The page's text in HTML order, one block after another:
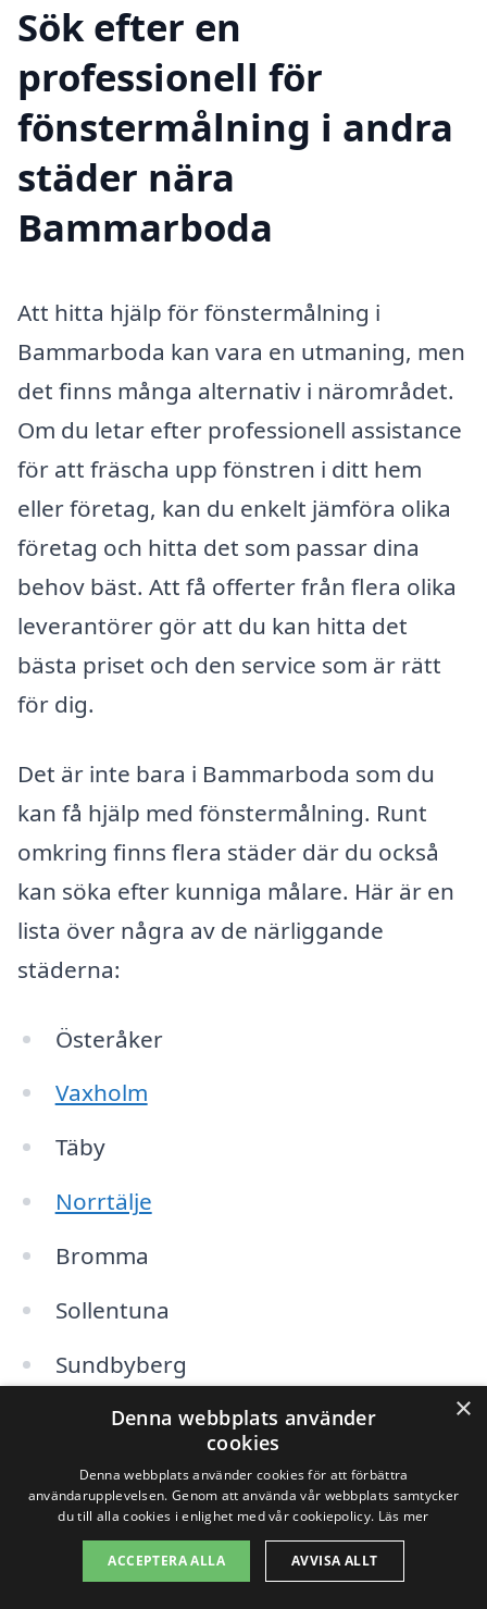
Sök efter en
professionell för
fönstermålning i andra
städer nära
Bammarboda
Att hitta hjälp för fönstermålning i
Bammarboda kan vara en utmaning, men
det finns många alternativ i närområdet.
Om du letar efter professionell assistance
för att fräscha upp fönstren i ditt hem
eller företag, kan du enkelt jämföra olika
företag och hitta det som passar dina
behov bäst. Att få offerter från flera olika
leverantörer gör att du kan hitta det
bästa priset och den service som är rätt
för dig.
Det är inte bara i Bammarboda som du
kan få hjälp med fönstermålning. Runt
omkring finns flera städer där du också
kan söka efter kunniga målare. Här är en
lista över några av de närliggande
städerna:
Österåker
Vaxholm
Täby
Norrtälje
Bromma
Sollentuna
Sundbyberg
Danderyd
Nacka
Järfälla
×
Denna webbplats använder
cookies
Denna webbplats använder cookies för att förbättra
användarupplevelsen. Genom att använda vår webbplats samtycker
du till alla cookies i enlighet med vår cookiepolicy. Läs mer
ACCEPTERA ALLA AVVISA ALLT